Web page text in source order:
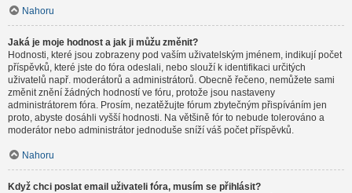
Nahoru
Jaká je moje hodnost a jak ji můžu změnit?
Hodnosti, které jsou zobrazeny pod vaším uživatelským jménem, indikují počet
příspěvků, které jste do fóra odeslali, nebo slouží k identifikaci určitých
uživatelů např. moderátorů a administrátorů. Obecně řečeno, nemůžete sami
změnit znění žádných hodností ve fóru, protože jsou nastaveny
administrátorem fóra. Prosím, nezatěžujte fórum zbytečným přispíváním jen
proto, abyste dosáhli vyšší hodnosti. Na většině fór to nebude tolerováno a
moderátor nebo administrátor jednoduše sníží váš počet příspěvků.
Nahoru
Když chci poslat email uživateli fóra, musím se přihlásit?